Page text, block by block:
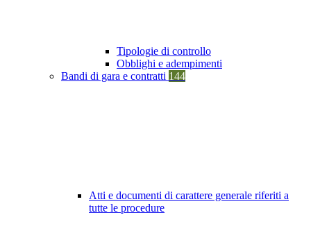
Tipologie di controllo
Obblighi e adempimenti
Bandi di gara e contratti 144
Atti e documenti di carattere generale riferiti a
tutte le procedure